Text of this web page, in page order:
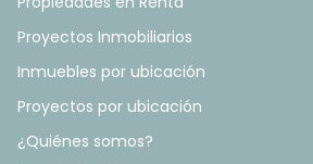
Proyectos Inmobiliarios
Inmuebles por ubicación
Proyectos por ubicación
¿Quiénes somos?